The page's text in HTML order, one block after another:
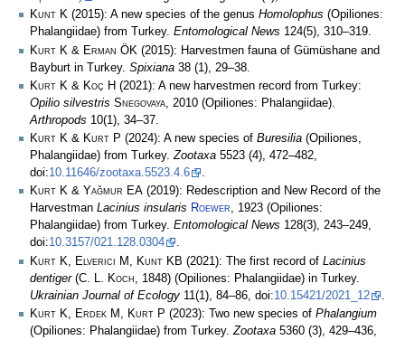
Kunt K (2015): A new species of the genus Homolophus (Opiliones:
Phalangiidae) from Turkey. Entomological News 124(5), 310–319.
Kurt K & Erman ÖK (2015): Harvestmen fauna of Gümüshane and
Bayburt in Turkey. Spixiana 38 (1), 29–38.
Kurt K & Koç H (2021): A new harvestmen record from Turkey:
Opilio silvestris Snegovaya, 2010 (Opiliones: Phalangiidae).
Arthropods 10(1), 34–37.
Kurt K & Kurt P (2024): A new species of Buresilia (Opiliones,
Phalangiidae) from Turkey.Zootaxa 5523 (4), 472–482,
doi:10.11646/zootaxa.5523.4.6
.
Kurt K & Yağmur EA (2019): Redescription and New Record of the
Harvestman Lacinius insularis Roewer, 1923 (Opiliones:
Phalangiidae) from Turkey. Entomological News 128(3), 243–249,
doi:10.3157/021.128.0304
.
Kurt K, Elverici M, Kunt KB (2021): The first record of Lacinius
dentiger(C. L. Koch , 1848) (Opiliones: Phalangiidae) in Turkey.
Ukrainian Journal of Ecology 11(1), 84–86, doi:10.15421/2021_12
Kurt K, Erdek M, Kurt P (2023): Two new species of Phalangium
(Opiliones: Phalangiidae) from Turkey.Zootaxa 5360 (3), 429–436,